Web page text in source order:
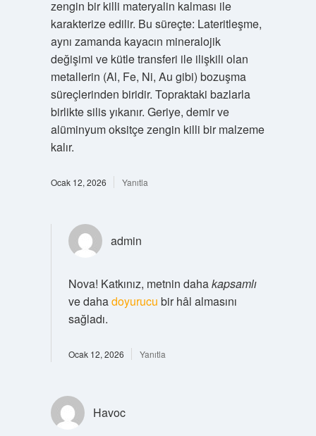
zengin bir killi materyalin kalması ile
karakterize edilir. Bu süreçte: Lateritleşme,
aynı zamanda kayacın mineralojik
değişimi ve kütle transferi ile ilişkili olan
metallerin (Al, Fe, Ni, Au gibi) bozuşma
süreçlerinden biridir. Topraktaki bazlarla
birlikte silis yıkanır. Geriye, demir ve
alüminyum oksitçe zengin killi bir malzeme
kalır.
Ocak 12, 2026 Yanıtla
admin
Nova! Katkınız, metnin dahakapsamlı
ve dahadoyurucu bir hâl almasını
sağladı.
Ocak 12, 2026 Yanıtla
Havoc